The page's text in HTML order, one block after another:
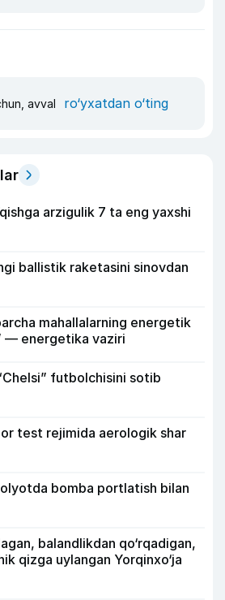
avval ro‘yxatdan o‘ting
arzigulik 7 ta eng yaxshi
ballistik raketasini sinovdan
mahallalarning energetik
— energetika vaziri
futbolchisini sotib
test rejimida aerologik shar
bomba portlatish bilan
balandlikdan qo‘rqadigan,
qizga uylangan Yorqinxo‘ja